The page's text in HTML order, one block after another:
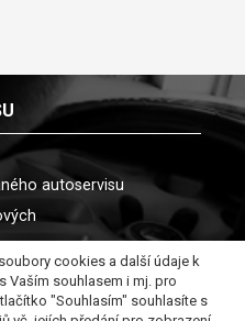
autoservisu
autoservisycookies a další údaje k
Vaším souhlasem i mj. pro
"Souhlasím" souhlasíte s